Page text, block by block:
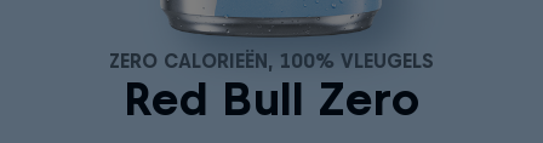
Red Bull Zero
ZERO CALORIEËN, 100% VLEUGELS